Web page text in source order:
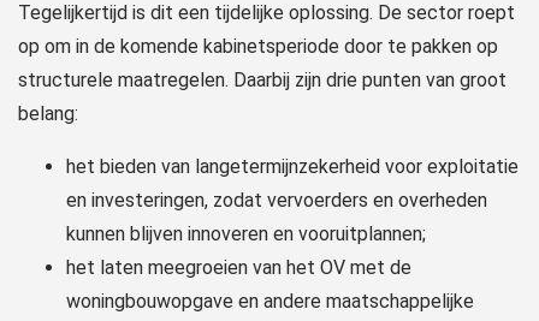
Tegelijkertijd is dit een tijdelijke oplossing. De sector roept
op om in de komende kabinetsperiode door te pakken op
structurele maatregelen. Daarbij zijn drie punten van groot
belang:
het bieden van langetermijnzekerheid voor exploitatie
en investeringen, zodat vervoerders en overheden
kunnen blijven innoveren en vooruitplannen;
het laten meegroeien van het OV met de
woningbouwopgave en andere maatschappelijke